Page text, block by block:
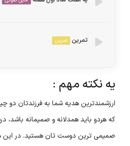
پخش‌کننده
00:00
تمرین تمرین
تکالیف این جلسه
۱- عکس یادداشت هاتون در
میفرستید
🌸🌸🌸🌸🌸🌸
یه نکته مهم :
ارزشمندترین هدیه شما به فرزندتان دو
که هردو باید همدلانه و صمیمانه باشد،
صمیمی ترین دوست تان هستید. در این